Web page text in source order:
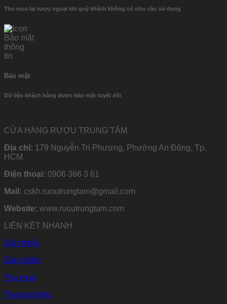
Thu mua lại rượu ngoại khi quý khách không có nhu cầu sử dụng
Bảo mật
Dữ liệu khách hàng được bảo mật tuyệt đối
CỬA HÀNG RƯỢU TRUNG TÂM
Địa chỉ: 179 Nguyễn Tri Phương, Phường An Đông, Tp.
HCM
Điện thoại: 0906 366 3 61
Mail: cskh.ruoutrungtam@gmail.com
Website: www.ruoutrungtam.com
LIÊN KẾT NHANH
Giới thiệu
Sản phẩm
Thu mua
Thương hiệu